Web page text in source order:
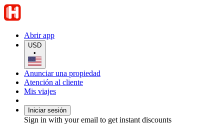
Abrir app
USD
•
Anunciar una propiedad
Atención al cliente
Mis viajes
Iniciar sesión
Sign in with your email to get instant discounts